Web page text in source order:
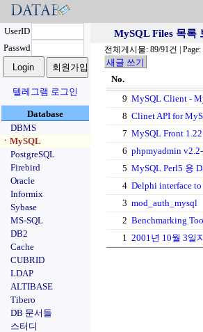
UserID
Passwd
텔레그램 로그인
Database
DBMS
ㆍMySQL
PostgreSQL
Firebird
Oracle
Informix
Sybase
MS-SQL
DB2
Cache
CUBRID
LDAP
ALTIBASE
Tibero
DB 문서들
스터디
MySQL Files 목록
전체게시물: 89/91건 | Page:
새글 쓰기
No.
9 MySQL Client -
8 Clinet API for
7 MySQL Front 1.22
6 phpmyadmin
5 MySQL Perl5 용
4 Delphi interface
3 mod_auth_mysql
2 Benchmarking
1 2001년 10월 3일